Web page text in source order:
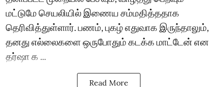
மட்டுமே செயலியில் இணைய சம்மதித்ததாக
தெரிவித்துள்ளார். பணம், புகழ் எதுவாக இருந்தாலும்,
தனது எல்லைகளை ஒருபோதும் கடக்க மாட்டேன் என
தர்ஷா க ...
Read More